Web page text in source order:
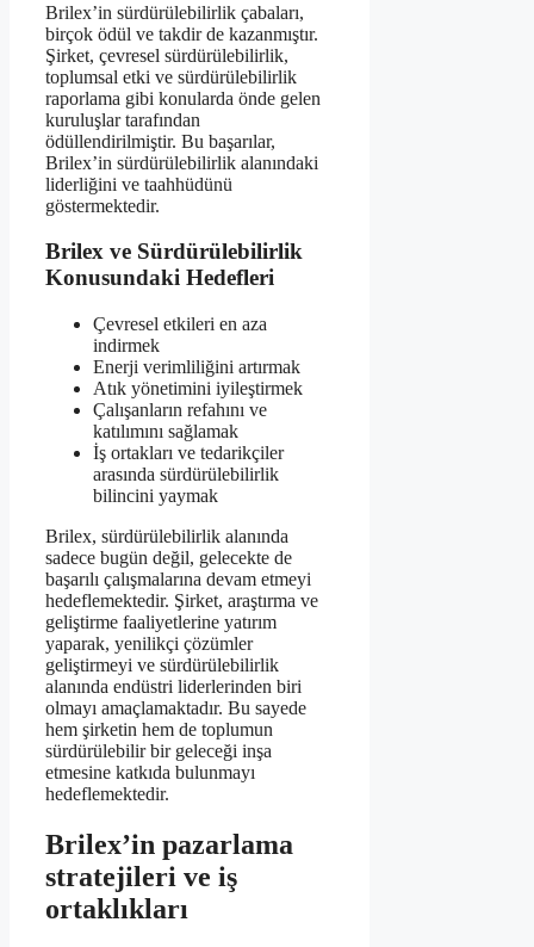
Brilex’in sürdürülebilirlik çabaları,
birçok ödül ve takdir de kazanmıştır.
Şirket, çevresel sürdürülebilirlik,
toplumsal etki ve sürdürülebilirlik
raporlama gibi konularda önde gelen
kuruluşlar tarafından
ödüllendirilmiştir. Bu başarılar,
Brilex’in sürdürülebilirlik alanındaki
liderliğini ve taahhüdünü
göstermektedir.
Brilex ve Sürdürülebilirlik
Konusundaki Hedefleri
Çevresel etkileri en aza
indirmek
Enerji verimliliğini artırmak
Atık yönetimini iyileştirmek
Çalışanların refahını ve
katılımını sağlamak
İş ortakları ve tedarikçiler
arasında sürdürülebilirlik
bilincini yaymak
Brilex, sürdürülebilirlik alanında
sadece bugün değil, gelecekte de
başarılı çalışmalarına devam etmeyi
hedeflemektedir. Şirket, araştırma ve
geliştirme faaliyetlerine yatırım
yaparak, yenilikçi çözümler
geliştirmeyi ve sürdürülebilirlik
alanında endüstri liderlerinden biri
olmayı amaçlamaktadır. Bu sayede
hem şirketin hem de toplumun
sürdürülebilir bir geleceği inşa
etmesine katkıda bulunmayı
hedeflemektedir.
Brilex’in pazarlama
stratejileri ve iş
ortaklıkları